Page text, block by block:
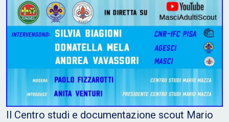
Il Centro studi e documentazione scout Mario